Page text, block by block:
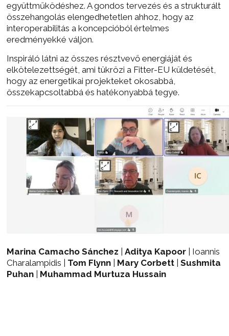
együttműködéshez. A gondos tervezés és a strukturált
összehangolás elengedhetetlen ahhoz, hogy az
interoperabilitás a koncepcióból értelmes
eredményekké váljon.
Inspiráló látni az összes résztvevő energiáját és
elkötelezettségét, ami tükrözi a Fitter-EU küldetését,
hogy az energetikai projekteket okosabbá,
összekapcsoltabbá és hatékonyabbá tegye.
Marina Camacho Sánchez |Aditya Kapoor | Ioannis
Charalampidis | Tom Flynn Mary Corbett |Sushmita
Puhan
Muhammad Murtuza Hussain